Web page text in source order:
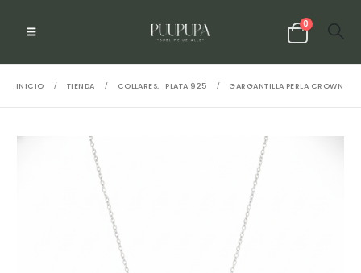
0
INICIO TIENDA COLLARES, PLATA 925 GARGANTILLA PERLA CROWN